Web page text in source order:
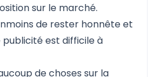
sur le marché.
de rester honnête et
publicité est difficile à
de choses sur la